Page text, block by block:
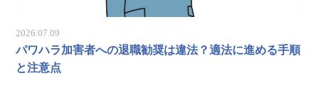
2026.07.09
パワハラ加害者への退職勧奨は違法？適法に進める手順
と注意点